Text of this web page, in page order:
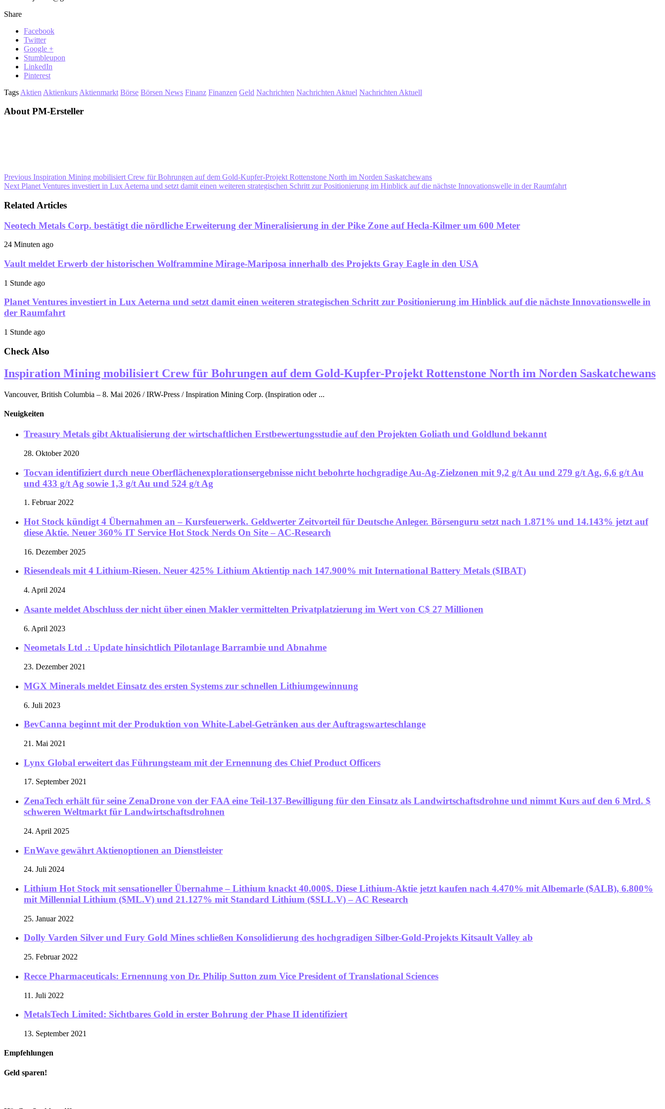
Share
Facebook
Twitter
Google +
Stumbleupon
LinkedIn
Pinterest
Tags Aktien Aktienkurs Aktienmarkt Börse Börsen News Finanz Finanzen Geld Nachrichten Nachrichten Aktuel Nachrichten Aktuell
About PM-Ersteller
Previous Inspiration Mining mobilisiert Crew für Bohrungen auf dem Gold-Kupfer-Projekt Rottenstone North im Norden Saskatchewans
Next Planet Ventures investiert in Lux Aeterna und setzt damit einen weiteren strategischen Schritt zur Positionierung im Hinblick auf die nächste Innovationswelle in der Raumfahrt
Related Articles
Neotech Metals Corp. bestätigt die nördliche Erweiterung der Mineralisierung in der Pike Zone auf Hecla-Kilmer um 600 Meter
24 Minuten ago
Vault meldet Erwerb der historischen Wolframmine Mirage-Mariposa innerhalb des Projekts Gray Eagle in den USA
1 Stunde ago
Planet Ventures investiert in Lux Aeterna und setzt damit einen weiteren strategischen Schritt zur Positionierung im Hinblick auf die nächste Innovationswelle in
der Raumfahrt
1 Stunde ago
Check Also
Inspiration Mining mobilisiert Crew für Bohrungen auf dem Gold-Kupfer-Projekt Rottenstone North im Norden Saskatchewans
Vancouver, British Columbia – 8. Mai 2026 / IRW-Press / Inspiration Mining Corp. (Inspiration oder ...
Neuigkeiten
Treasury Metals gibt Aktualisierung der wirtschaftlichen Erstbewertungsstudie auf den Projekten Goliath und Goldlund bekannt
28. Oktober 2020
Tocvan identifiziert durch neue Oberflächenexplorationsergebnisse nicht bebohrte hochgradige Au-Ag-Zielzonen mit 9,2 g/t Au und 279 g/t Ag, 6,6 g/t Au
und 433 g/t Ag sowie 1,3 g/t Au und 524 g/t Ag
1. Februar 2022
Hot Stock kündigt 4 Übernahmen an – Kursfeuerwerk. Geldwerter Zeitvorteil für Deutsche Anleger. Börsenguru setzt nach 1.871% und 14.143% jetzt auf
diese Aktie. Neuer 360% IT Service Hot Stock Nerds On Site – AC-Research
16. Dezember 2025
Riesendeals mit 4 Lithium-Riesen. Neuer 425% Lithium Aktientip nach 147.900% mit International Battery Metals ($IBAT)
4. April 2024
Asante meldet Abschluss der nicht über einen Makler vermittelten Privatplatzierung im Wert von C$ 27 Millionen
6. April 2023
Neometals Ltd .: Update hinsichtlich Pilotanlage Barrambie und Abnahme
23. Dezember 2021
MGX Minerals meldet Einsatz des ersten Systems zur schnellen Lithiumgewinnung
6. Juli 2023
BevCanna beginnt mit der Produktion von White-Label-Getränken aus der Auftragswarteschlange
21. Mai 2021
Lynx Global erweitert das Führungsteam mit der Ernennung des Chief Product Officers
17. September 2021
ZenaTech erhält für seine ZenaDrone von der FAA eine Teil-137-Bewilligung für den Einsatz als Landwirtschaftsdrohne und nimmt Kurs auf den 6 Mrd. $
schweren Weltmarkt für Landwirtschaftsdrohnen
24. April 2025
EnWave gewährt Aktienoptionen an Dienstleister
24. Juli 2024
Lithium Hot Stock mit sensationeller Übernahme – Lithium knackt 40.000$. Diese Lithium-Aktie jetzt kaufen nach 4.470% mit Albemarle ($ALB), 6.800%
mit Millennial Lithium ($ML.V) und 21.127% mit Standard Lithium ($SLL.V) – AC Research
25. Januar 2022
Dolly Varden Silver und Fury Gold Mines schließen Konsolidierung des hochgradigen Silber-Gold-Projekts Kitsault Valley ab
25. Februar 2022
Recce Pharmaceuticals: Ernennung von Dr. Philip Sutton zum Vice President of Translational Sciences
11. Juli 2022
MetalsTech Limited: Sichtbares Gold in erster Bohrung der Phase II identifiziert
13. September 2021
Empfehlungen
Geld sparen!